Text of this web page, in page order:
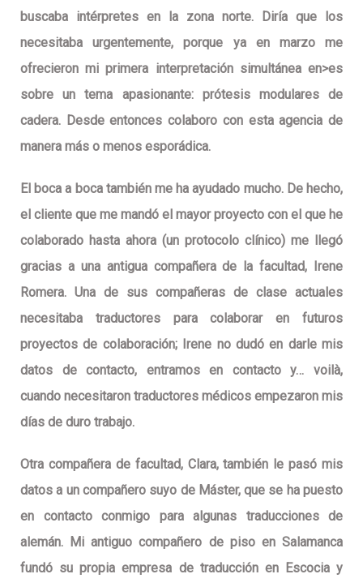
buscaba intérpretes en la zona norte. Diría que los
necesitaba urgentemente, porque ya en marzo me
ofrecieron mi primera interpretación simultánea en>es
sobre un tema apasionante: prótesis modulares de
cadera. Desde entonces colaboro con esta agencia de
manera más o menos esporádica.
El boca a boca también me ha ayudado mucho. De hecho,
el cliente que me mandó el mayor proyecto con el que he
colaborado hasta ahora (un protocolo clínico) me llegó
gracias a una antigua compañera de la facultad, Irene
Romera. Una de sus compañeras de clase actuales
necesitaba traductores para colaborar en futuros
proyectos de colaboración; Irene no dudó en darle mis
datos de contacto, entramos en contacto y… voilà,
cuando necesitaron traductores médicos empezaron mis
días de duro trabajo.
Otra compañera de facultad, Clara, también le pasó mis
datos a un compañero suyo de Máster, que se ha puesto
en contacto conmigo para algunas traducciones de
alemán. Mi antiguo compañero de piso en Salamanca
fundó su propia empresa de traducción en Escocia y